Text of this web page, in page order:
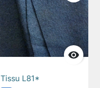

Tissu L81*